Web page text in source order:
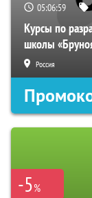
05:06:58
Курсы по
школы
Россия
-5%